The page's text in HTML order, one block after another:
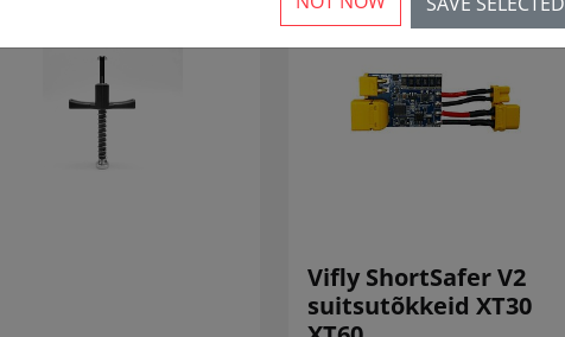
VÄHENDATUD!
Vifly ShortSafer V2
suitsutõkkeid XT30